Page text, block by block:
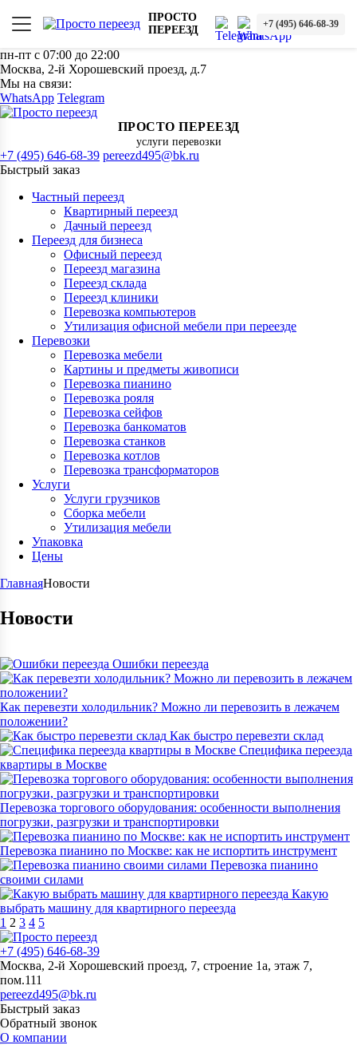
ПРОСТО
ПЕРЕЕЗД
+7 (495) 646-68-39
пн-пт с 07:00 до 22:00
Москва, 2-й Хорошевский проезд, д.7
Мы на связи:
WhatsApp Telegram
ПРОСТО ПЕРЕЕЗД
услуги перевозки
+7 (495) 646-68-39 pereezd495@bk.ru
Быстрый заказ
Частный переезд
Квартирный переезд
Дачный переезд
Переезд для бизнеса
Офисный переезд
Переезд магазина
Переезд склада
Переезд клиники
Перевозка компьютеров
Утилизация офисной мебели при переезде
Перевозки
Перевозка мебели
Картины и предметы живописи
Перевозка пианино
Перевозка рояля
Перевозка сейфов
Перевозка банкоматов
Перевозка станков
Перевозка котлов
Перевозка трансформаторов
Услуги
Услуги грузчиков
Сборка мебели
Утилизация мебели
Упаковка
Цены
ГлавнаяНовости
Новости
Ошибки переезда
Как перевезти холодильник? Можно ли перевозить в лежачем
положении?
Как быстро перевезти склад
Специфика переезда
квартиры в Москве
Перевозка торгового оборудования: особенности выполнения
погрузки, разгрузки и транспортировки
Перевозка пианино по Москве: как не испортить инструмент
Перевозка пианино
своими силами
Какую
выбрать машину для квартирного переезда
1 2 3 4 5
+7 (495) 646-68-39
Москва, 2-й Хорошевский проезд, 7, строение 1а, этаж 7,
пом.111
pereezd495@bk.ru
Быстрый заказ
Обратный звонок
О компании